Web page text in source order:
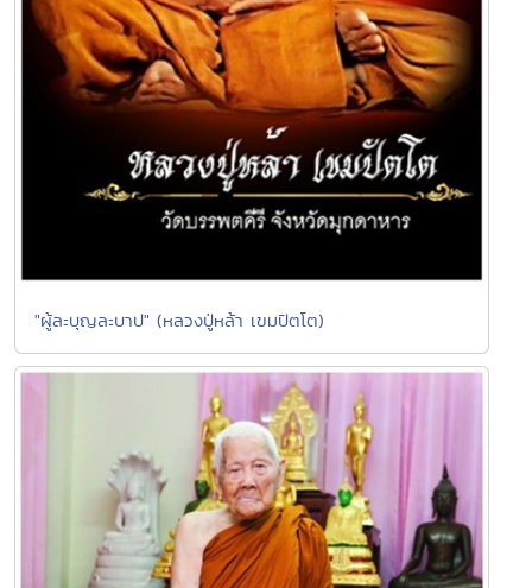
"ผู้ละบุญละบาป" (หลวงปู่หล้า เขมปัตโต)